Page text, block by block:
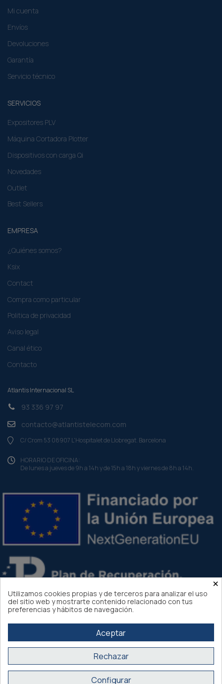
Mi cuenta
Envíos
Devoluciones
Garantía
Servicio técnico
SERVICIOS
Expositores PLV
Máquina Cortadora Plotter
Dispositivos con carga Qi
Novedades
Outlet
Best Sellers
EMPRESA
¿Quiénes somos?
Ksix
Contact
Compra como particular​
Politica de privacidad
Aviso legal
Canal ético
Contacto
Atlantis Internacional SL
93 336 97 97
contacto@atlantistelecom.com
C/ Crom 53 08907 L'Hospitalet de Llobregat. Barcelona
HORARIO DE OFICINA:
De lunes a jueves de 9h a 14h y de 15h a 18h y viernes de 8h a 14h.
Atlantis Internacional 2026
×
Utilizamos cookies propias y de terceros para analizar el uso
del sitio web y mostrarte contenido relacionado con tus
preferencias y hábitos de navegación.
Aceptar
Rechazar
Configurar